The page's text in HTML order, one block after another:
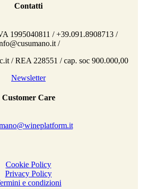
Contatti
1995040811 / +39.091.8908713 /
/
/ REA 228551 / cap. soc 900.000,00
Newsletter
Customer Care
Cookie Policy
Privacy Policy
e condizioni